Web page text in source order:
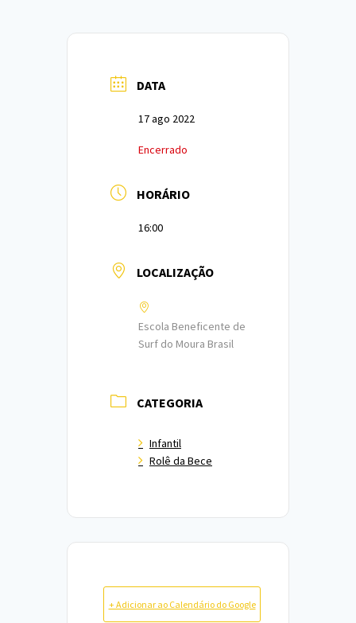
DATA
17 ago 2022
Encerrado
HORÁRIO
16:00
LOCALIZAÇÃO
Escola Beneficente de
Surf do Moura Brasil
CATEGORIA
Infantil
Rolê da Bece
+ Adicionar ao Calendário do Google